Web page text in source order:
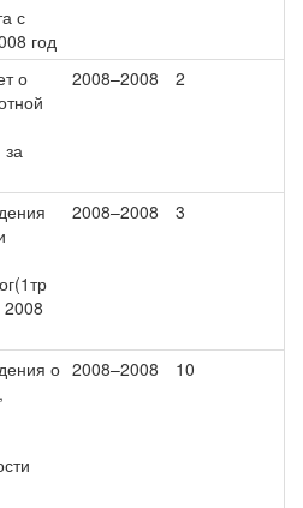
с
год
о
2008–2008 2
2008
2008–2008 3
о 2008–2008 10